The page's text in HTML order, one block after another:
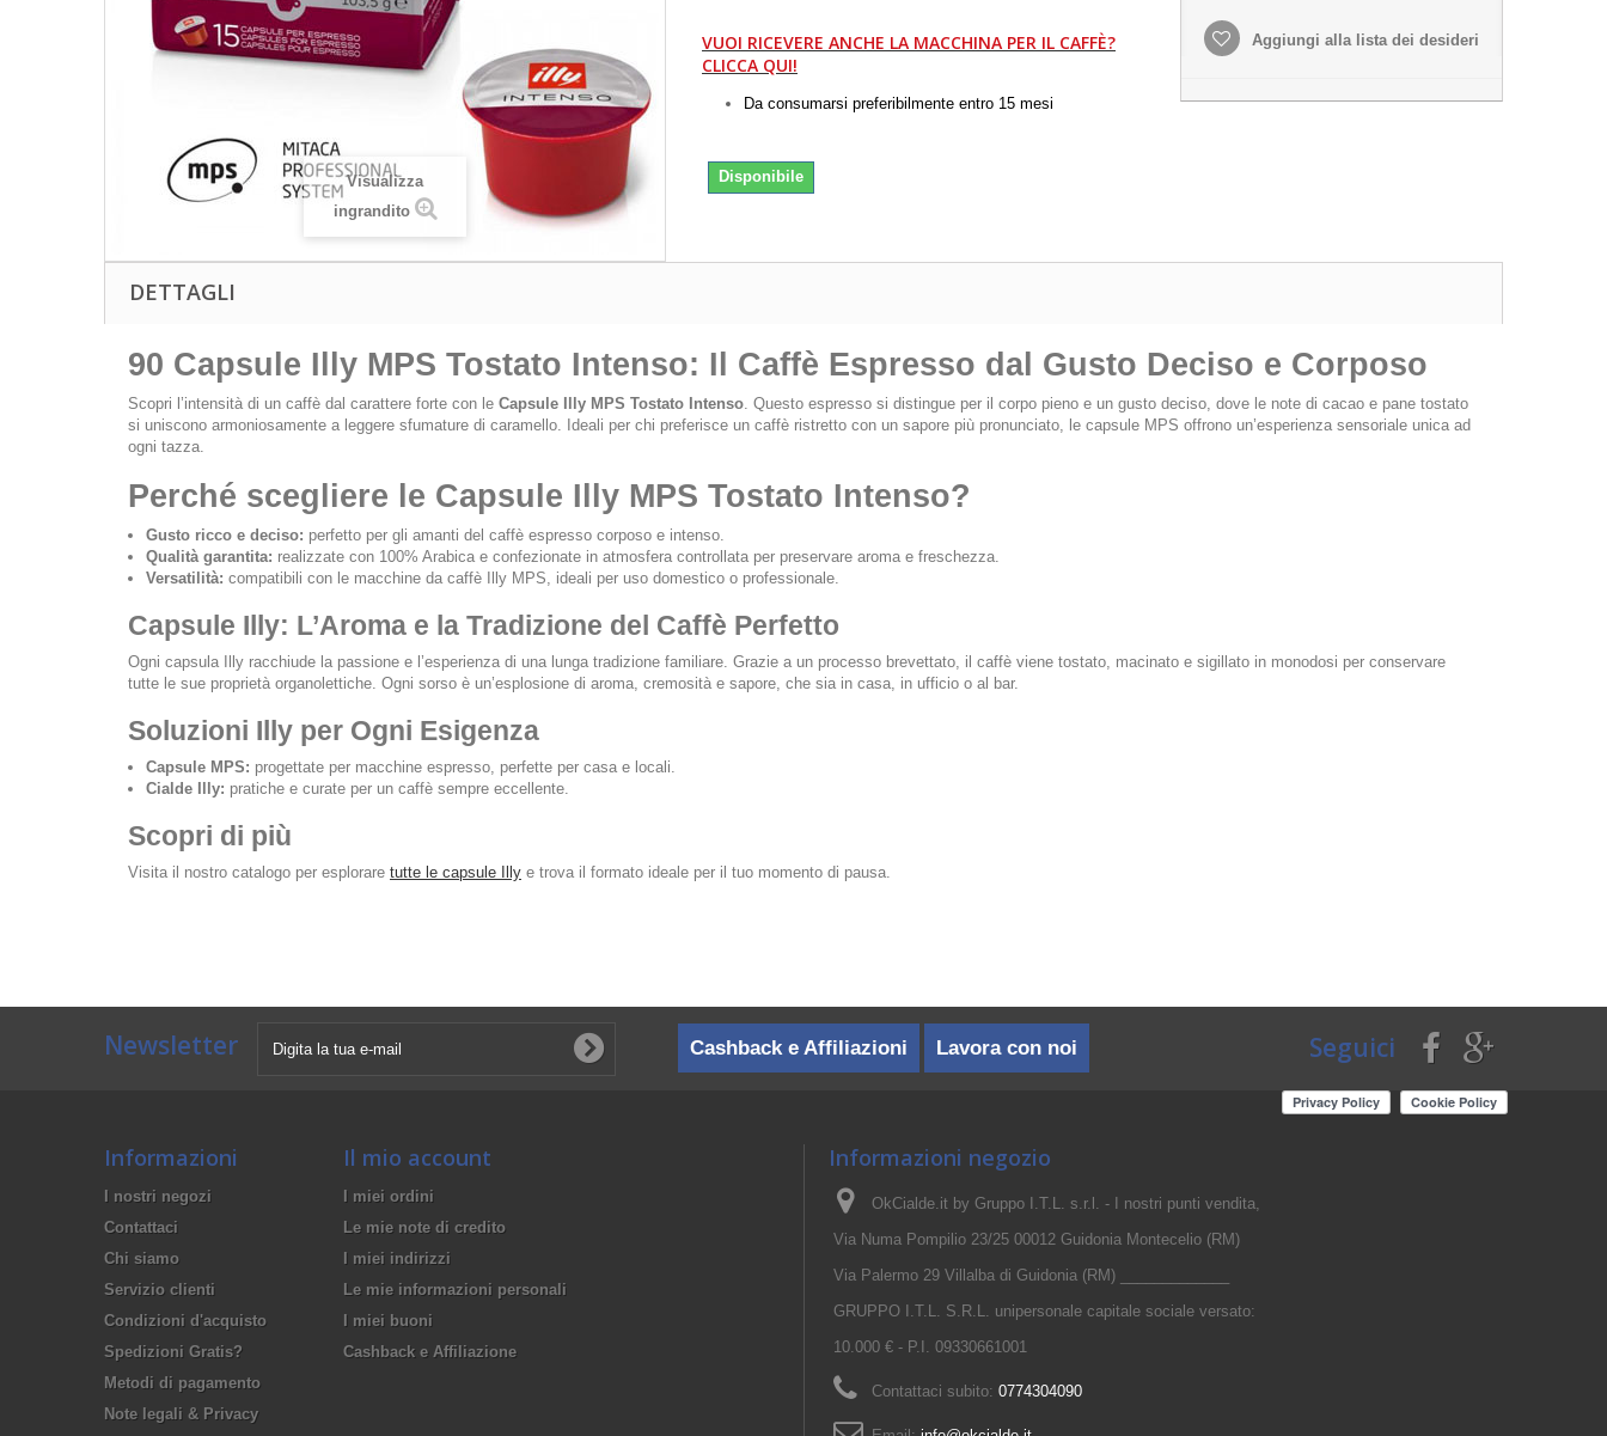
Visualizza
ingrandito
VUOI RICEVERE ANCHE LA MACCHINA PER IL CAFFÈ?
CLICCA QUI!
Da consumarsi preferibilmente entro 15 mesi
Disponibile
Aggiungi alla lista dei desideri
DETTAGLI
90 Capsule Illy MPS Tostato Intenso: Il Caffè Espresso dal Gusto Deciso e Corposo
Scopri l’intensità di un caffè dal carattere forte con le Capsule Illy MPS Tostato Intenso. Questo espresso si distingue per il corpo pieno e un gusto deciso, dove le note di cacao e pane tostato
si uniscono armoniosamente a leggere sfumature di caramello. Ideali per chi preferisce un caffè ristretto con un sapore più pronunciato, le capsule MPS offrono un’esperienza sensoriale unica ad
ogni tazza.
Perché scegliere le Capsule Illy MPS Tostato Intenso?
Gusto ricco e deciso: perfetto per gli amanti del caffè espresso corposo e intenso.
Qualità garantita: realizzate con 100% Arabica e confezionate in atmosfera controllata per preservare aroma e freschezza.
Versatilità: compatibili con le macchine da caffè Illy MPS, ideali per uso domestico o professionale.
Capsule Illy: L’Aroma e la Tradizione del Caffè Perfetto
Ogni capsula Illy racchiude la passione e l’esperienza di una lunga tradizione familiare. Grazie a un processo brevettato, il caffè viene tostato, macinato e sigillato in monodosi per conservare
tutte le sue proprietà organolettiche. Ogni sorso è un’esplosione di aroma, cremosità e sapore, che sia in casa, in ufficio o al bar.
Soluzioni Illy per Ogni Esigenza
Capsule MPS: progettate per macchine espresso, perfette per casa e locali.
Cialde Illy: pratiche e curate per un caffè sempre eccellente.
Scopri di più
Visita il nostro catalogo per esplorare tutte le capsule Illy e trova il formato ideale per il tuo momento di pausa.
Newsletter Seguici
Cashback e Affiliazioni Lavora con noi
Informazioni
I nostri negozi
Contattaci
Chi siamo
Servizio clienti
Condizioni d'acquisto
Spedizioni Gratis?
Metodi di pagamento
Note legali & Privacy
Il mio account
I miei ordini
Le mie note di credito
I miei indirizzi
Le mie informazioni personali
I miei buoni
Cashback e Affiliazione
Informazioni negozio
OkCialde.it by Gruppo I.T.L. s.r.l. - I nostri punti vendita,
Via Numa Pompilio 23/25 00012 Guidonia Montecelio (RM)
Via Palermo 29 Villalba di Guidonia (RM) _____________
GRUPPO I.T.L. S.R.L. unipersonale capitale sociale versato:
10.000 € - P.I. 09330661001
Contattaci subito: 0774304090